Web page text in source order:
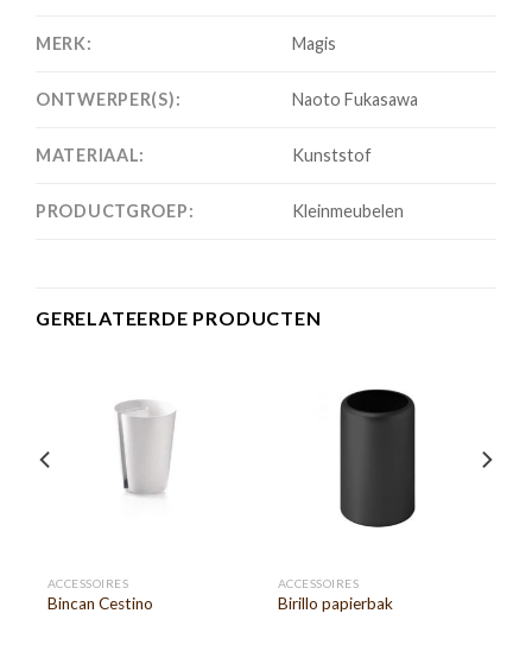
MERK: Magis
ONTWERPER(S): Naoto Fukasawa
MATERIAAL: Kunststof
PRODUCTGROEP: Kleinmeubelen
GERELATEERDE PRODUCTEN
ACCESSOIRES
Bincan Cestino
ACCESSOIRES
Birillo papierbak